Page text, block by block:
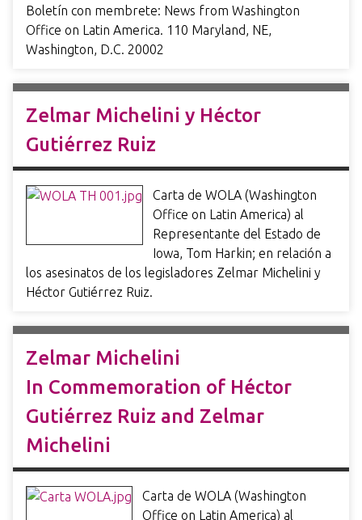
Boletín con membrete: News from Washington
Office on Latin America. 110 Maryland, NE,
Washington, D.C. 20002
Zelmar Michelini y Héctor
Gutiérrez Ruiz
Carta de WOLA (Washington
Office on Latin America) al
Representante del Estado de
Iowa, Tom Harkin; en relación a
los asesinatos de los legisladores Zelmar Michelini y
Héctor Gutiérrez Ruiz.
Zelmar Michelini
In Commemoration of Héctor
Gutiérrez Ruiz and Zelmar
Michelini
Carta de WOLA (Washington
Office on Latin America) al